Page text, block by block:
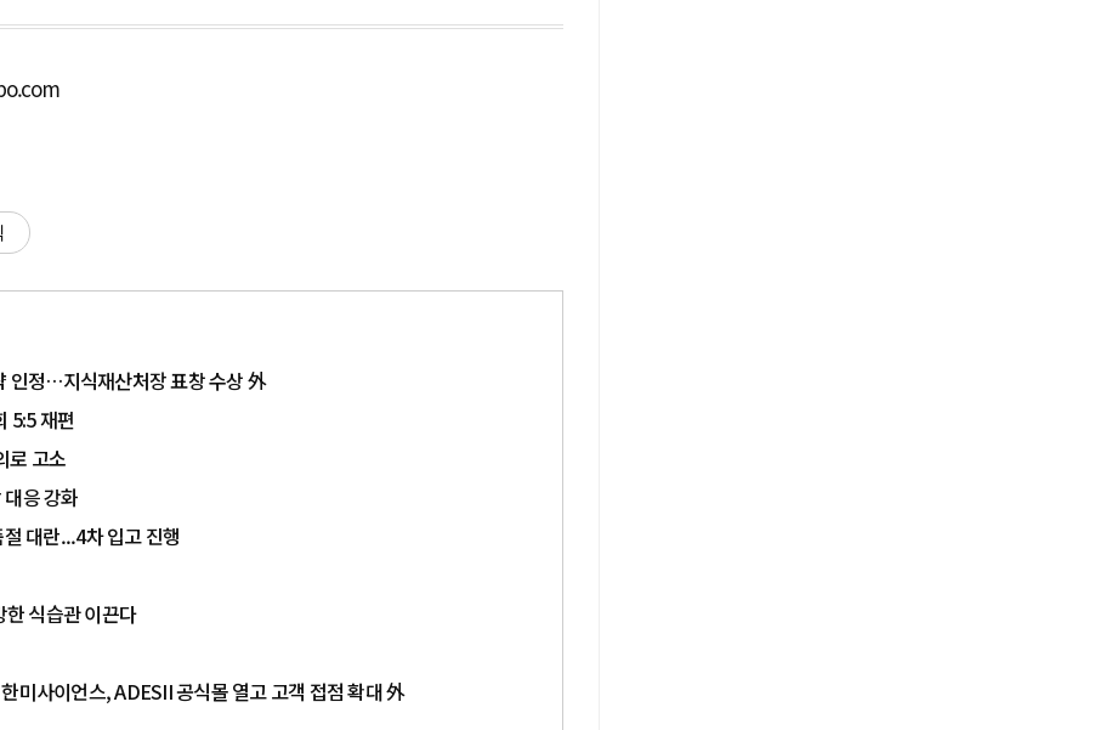
인정…지식재산처장 표창 수상 外
5:5 재편
로 고소
응 강화
대란...4차 입고 진행
식습관 이끈다
미사이언스, ADESII 공식몰 열고 고객 접점 확대 外